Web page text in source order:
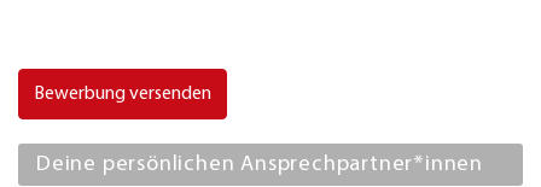
Bewerbung versenden
Deine persönlichen Ansprechpartner*innen